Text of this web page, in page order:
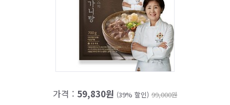
가격 : 59,830원 (39% 할인) 99,000원